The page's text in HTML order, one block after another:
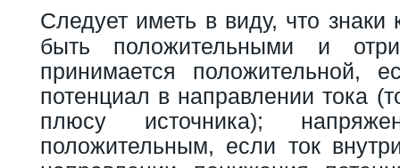
Следует иметь в виду, что знаки
быть положительными и
принимается положительной,
потенциал в направлении тока
плюсу источника);
положительным, если ток